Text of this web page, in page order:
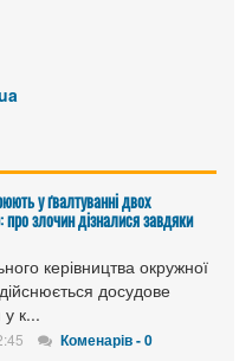
у ґвалтуванні двох
про злочин дізналися завдяки
керівництва окружної
досудове
у к...
Коменарів - 0